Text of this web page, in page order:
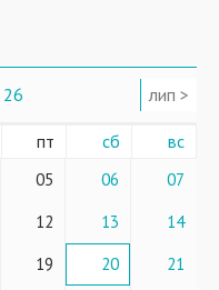
лип >
пт сб вс
05 06
07
12 13
14
19 20
21